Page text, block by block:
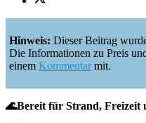
Hinweis: Dieser Beitrag
Die Informationen zu Preis
einem Kommentarmit.
🌊Bereit für Strand, Freizeit